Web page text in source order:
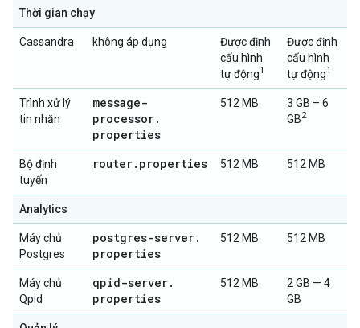
Thời gian chạy
Cassandra không áp dụng
Được định
cấu hình
tự động1
Được định
cấu hình
tự động1
Trình xử lý
tin nhắn
message-
processor.
properties
512 MB
3 GB – 6
GB2
Bộ định
tuyến
router. properties 512 MB 512 MB
Analytics
Máy chủ
Postgres
postgres-server.
properties
512 MB 512 MB
Máy chủ
Qpid
qpid-server.
properties
512 MB
2 GB — 4
GB